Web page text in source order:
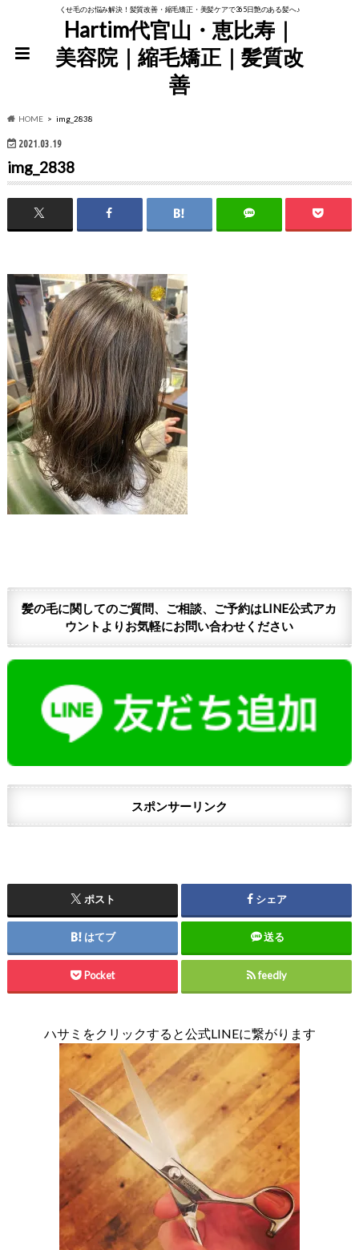
くせ毛のお悩み解決！髪質改善・縮毛矯正・美髪ケアで365日艶のある髪へ♪
Hartim代官山・恵比寿｜
美容院｜縮毛矯正｜髪質改
善
HOME img_2838
2021.03.19
img_2838
髪の毛に関してのご質問、ご相談、ご予約はLINE公式アカ
ウントよりお気軽にお問い合わせください
スポンサーリンク
ポスト シェア
はてブ 送る
Pocket feedly
ハサミをクリックすると公式LINEに繋がります